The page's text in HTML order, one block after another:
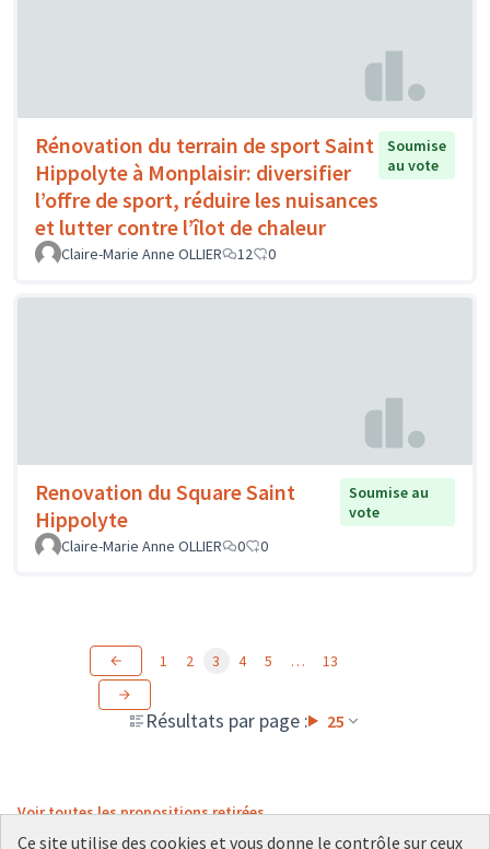
Rénovation du terrain de sport Saint
Hippolyte à Monplaisir: diversifier
l’offre de sport, réduire les nuisances
et lutter contre l’îlot de chaleur
Soumise
au vote
Claire-Marie Anne OLLIER 12 0
Renovation du Square Saint
Hippolyte
Soumise au
vote
Claire-Marie Anne OLLIER
0 0
Résultats par page : 25
1 2 3 4 5 … 13
Voir toutes les propositions retirées
Ce site utilise des cookies et vous donne le contrôle sur ceux